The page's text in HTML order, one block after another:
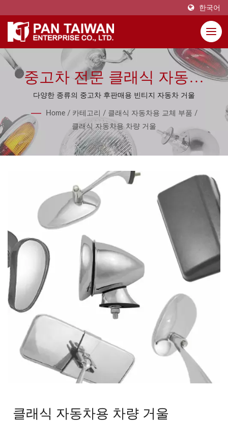
한국어
중고차 전문 클래식 자동차
거울 다양한 종류
다양한 종류의 중고차 후판매용 빈티지 자동차 거울
Home / 카테고리 / 클래식 자동차용 교체 부품 /
클래식 자동차용 차량 거울
클래식 자동차용 차량 거울